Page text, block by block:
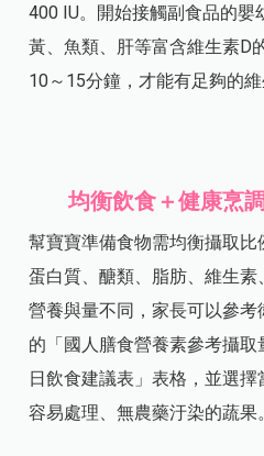
400 IU。開始接觸副食品的嬰
黃、魚類、肝等富含維生素D
10～15分鐘，才能有足夠的維
均衡飲食＋健康烹
幫寶寶準備食物需均衡攝取
蛋白質、醣類、脂肪、維生
營養與量不同，家長可以參
的「國人膳食營養素參考攝
日飲食建議表」表格，並選
容易處理、無農藥汙染的蔬果。